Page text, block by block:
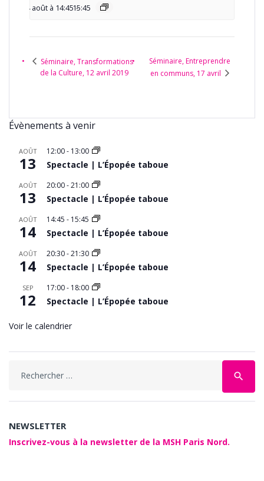
14 août à 14:45 -
15:45
Séminaire, Transformations
de la Culture, 12 avril 2019
Séminaire, Entreprendre
en communs, 17 avril
Évènements à venir
AOÛT
13
12:00- 13:00
Spectacle | L’Épopée taboue
AOÛT
13
20:00-21:00
Spectacle | L’Épopée taboue
AOÛT
14
14:45 - 15:45
Spectacle | L’Épopée taboue
AOÛT
14
20:30-21:30
Spectacle | L’Épopée taboue
SEP
12
17:00- 18:00
Spectacle | L’Épopée taboue
Voir le calendrier
search
NEWSLETTER
Inscrivez-vous à la newsletter de la MSH Paris Nord.